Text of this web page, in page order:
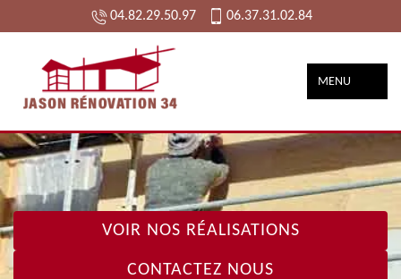
04.82.29.50.97 06.37.31.02.84
MENU
VOIR NOS RÉALISATIONS
CONTACTEZ NOUS